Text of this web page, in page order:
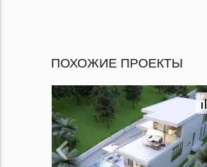
ПОХОЖИЕ ПРОЕКТЫ